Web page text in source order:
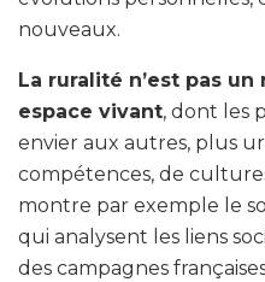
nouveaux.
La ruralité n’est pas un
espace vivant, dont les
envier aux autres, plus
compétences, de
montre par exemple le
qui analysent les liens
des campagnes